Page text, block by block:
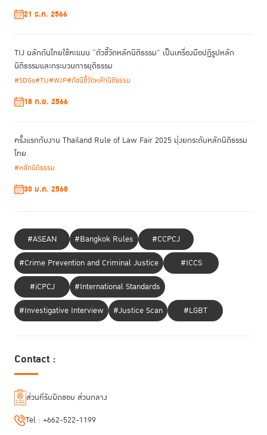
ส่วนตัวอย่างการมีส่วนร่วมของประชาชนในชั้นอัยการ รศ.ดร.ปกป้อง ยก
มาจากการเลือกของประชาชน ทำหน้าที่ตรวจสอบในคดีที่อัยการมีความเห็นสั่ง
ไม่ฟ้อง เพื่อให้เกิดความโปร่งใสว่า ไม่มีความพยายามในการปกป้องผู้กระทำ
ความผิด หากเป็นเจ้าหน้าที่รัฐ หรือผู้มีอิทธิพล
“ในประเด็นนี้มีข้อถกเถียงว่า หากอัยการมีความเห็นสั่งไม่ฟ้อง ระบบของไทย
จบไปเลยทั้งที่ยังมีข้อสงสัย เช่น คดีต่อรัฐ เป็นคดีที่ไม่มีผู้เสียหาย หรือคดี
ของนายวรยุทธ อยู่วิทยา ซึ่งมีช่วงที่ทั้งตำรวจ อัยการ ศาล และผู้เสียหายไม่
ฟ้อง ดังนั้นการเปิดช่องทางให้ประชาชนมีส่วนร่วมในชั้นอัยการ จะช่วยแก้ไข
“ศาลจะต้องโปร่งใส เป็นอิสระ ไม่อาจแทรกแซงได้” แต่ประชาชนสามารถเข้าไป
ตรวจสอบการทำหน้าที่ของศาลได้ โดยยกตัวอย่างประเทศที่ใช้ระบบ Common
Law จะมีคณะลูกขุนซึ่งถูกเลือกมาจากประชาชนทั่วไป เข้าร่วมตัดสินในคดี
อาญา โดยศาลต้องตัดสินตามความเห็นของคณะลูกขุน หรือแม้แต่ฝรั่งเศส ที่
เป็นต้นแบบของระบบ Civil Law ก็ให้มีคณะลูกขุน ในคดีอุกฉกรรจ์ที่มีโทษจำ
คุก 10 ปีขึ้นไป โดยตัวแทนคณะลูกขุนมีทั้งผู้พิพากษาอาชีพและประชาชน และ
ยังยกตัวอย่าง ศาลของอังกฤษ มีสภาที่ประชาชนเข้าร่วมด้วย เรียกว่า
Sentencing Council กำหนดมาตรฐานในการกำหนดโทษของคดีต่าง ๆ ไว้แบ
คนทั่วไปสามารถเข้าถึงได้
“เราต้องแยกประเด็นความเป็นอิสระของศาล ออกจาก
21 ธ.ค. 2566
TIJ ผลักดันไทยใช้คะแนน “ตัวชี้วัดหลักนิติธรรม” เป็นเครื่องมือปฏิรูปหลัก
นิติธรรมและกระบวนการยุติธรรม
#SDGs#TIJ#WJP#ดัชนีชี้วัดหลักนิติธรรม
18 ก.ย. 2566
ครั้งแรกกับงาน Thailand Rule of Law Fair 2025 มุ่งยกระดับหลักนิติธรรม
ไทย
#หลักนิติธรรม
30 ม.ค. 2568
#ASEAN #Bangkok Rules
#CCPCJ
#Crime Prevention and Criminal Justice
#ICCS
#iCPCJ
#International Standards
#Investigative Interview
#Justice Scan #LGBT
Contact :
ส่วนที่รับผิดชอบ ส่วนกลาง
Tel : +662-522-1199